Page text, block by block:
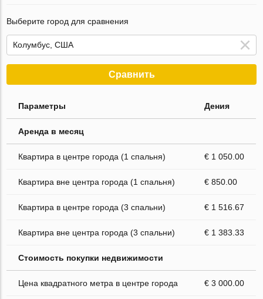
Выберите город для сравнения
Сравнить
Параметры Дения
Аренда в месяц
Квартира в центре города (1 спальня) € 1 050.00
Квартира вне центра города (1 спальня) € 850.00
Квартира в центре города (3 спальни) € 1 516.67
Квартира вне центра города (3 спальни) € 1 383.33
Стоимость покупки недвижимости
Цена квадратного метра в центре города € 3 000.00